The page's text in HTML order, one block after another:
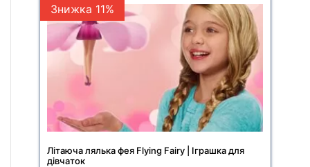
Знижка 11%
Літаюча лялька фея Flying Fairy | Іграшка для
дівчаток